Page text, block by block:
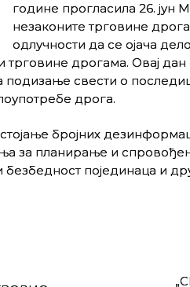
године прогласила 26.
незаконите трговине
одлучности да се ојача
трговине дрогама. Овај
подизање свести о
дрога.
бројних
за планирање и
безбедност појединаца и